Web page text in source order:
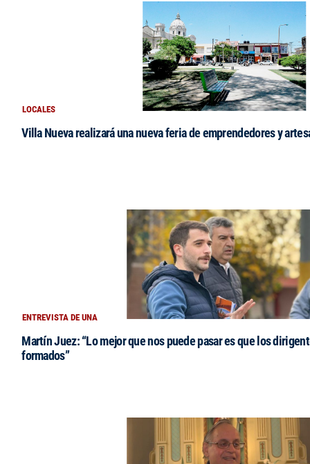
LOCALES
Villa Nueva realizará una nueva feria de emprendedores y
ENTREVISTA DE UNA
Martín Juez: “Lo mejor que nos puede pasar es que los
formados”